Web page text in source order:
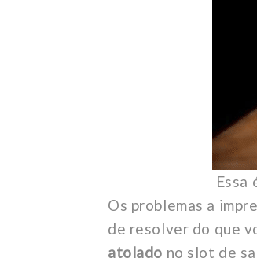
Essa
Os problemas a
de resolver do que
atolado no slot de